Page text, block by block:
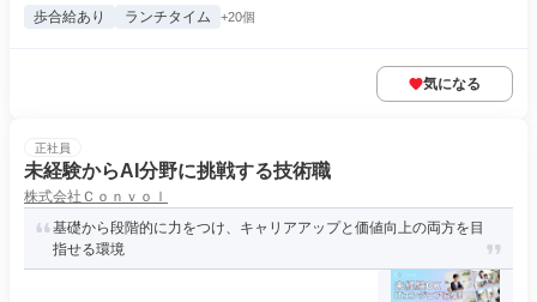
歩合給あり ランチタイム +20個
気になる
正社員
未経験からAI分野に挑戦する技術職
株式会社Ｃｏｎｖｏｌ
基礎から段階的に力をつけ、キャリアアップと価値向上の両方を目
指せる環境